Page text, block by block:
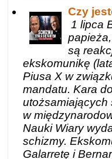
Czy
1 lipca
są
ekskomunikę
Piusa X w
mandatu. Kara
utożsamiających
w
Nauki Wiary
schizmy.
Galarretę i